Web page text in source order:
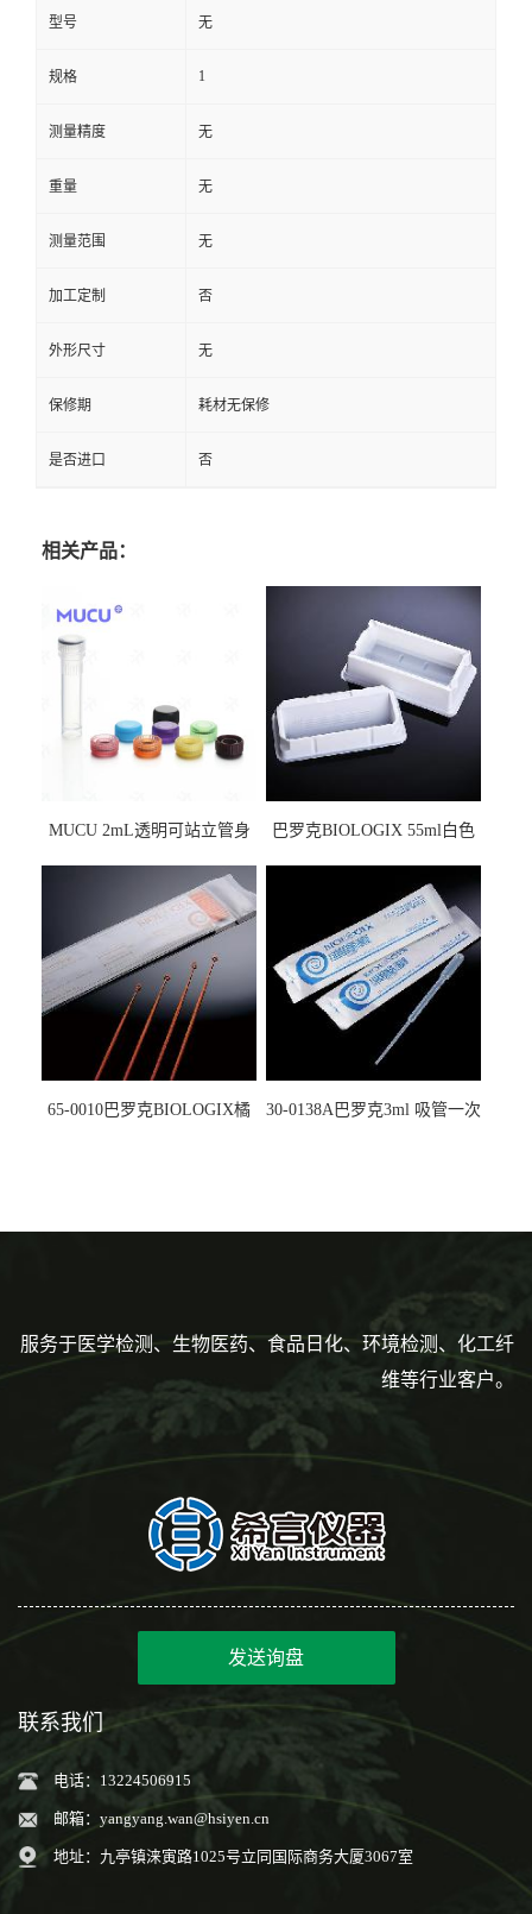
型号 无
规格 1
测量精度 无
重量 无
测量范围 无
加工定制 否
外形尺寸 无
保修期 耗材无保修
是否进口 否
相关产品：
MUCU 2mL透明可站立管身
巴罗克BIOLOGIX 55ml白色
马射线灭菌25-0051
65-0010巴罗克BIOLOGIX橘
30-0138A巴罗克3ml 吸管一次
服务于医学检测、生物医药、食品日化、环境检测、化工纤
维等行业客户。
发送询盘
联系我们
电话：13224506915
邮箱： yangyang.wan@hsiyen.cn
地址：九亭镇涞寅路1025号立同国际商务大厦3067室